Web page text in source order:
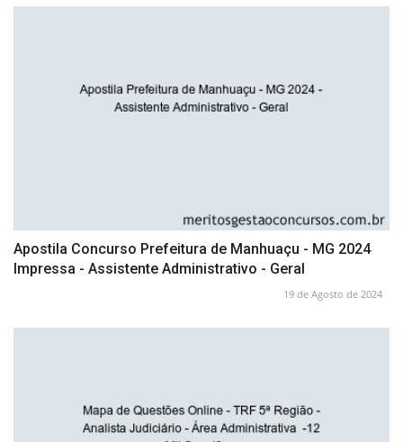
Apostila Concurso Prefeitura de Manhuaçu - MG 2024
Impressa - Assistente Administrativo - Geral
19 de Agosto de 2024